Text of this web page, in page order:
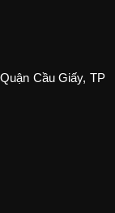
Cầu Giấy, TP